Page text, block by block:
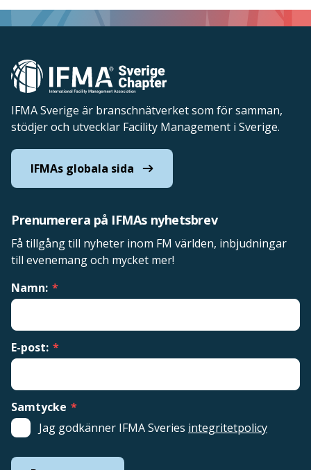
IFMA Sverige är branschnätverket som för samman,
stödjer och utvecklar Facility Management i Sverige.
IFMAs globala sida
Prenumerera på IFMAs nyhetsbrev
Få tillgång till nyheter inom FM världen, inbjudningar
till evenemang och mycket mer!
Namn: *
E-post: *
Samtycke *
Jag godkänner IFMA Sveries integritetpolicy